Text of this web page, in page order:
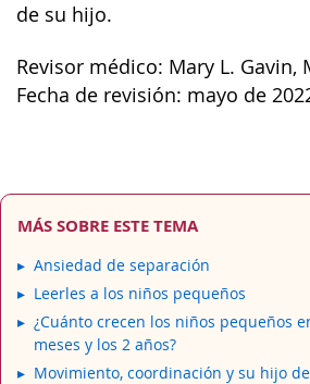
de su hijo.
Revisor médico: Mary L. Gavin,
Fecha de revisión: mayo de
MÁS SOBRE ESTE TEMA
Ansiedad de separación
Leerles a los niños pequeños
¿Cuánto crecen los niños pequeños
meses y los 2 años?
Movimiento, coordinación y su hijo